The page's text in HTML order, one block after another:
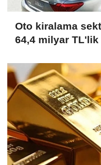
Oto kiralama
64,4 milyar TL'lik